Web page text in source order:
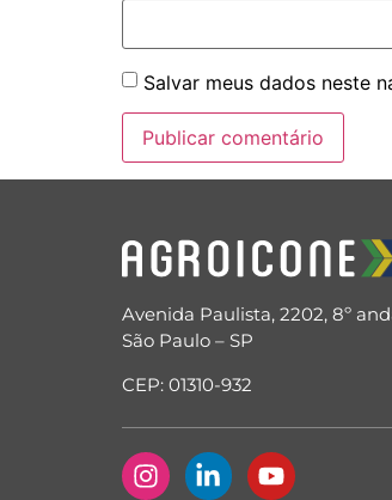
Salvar meus dados neste
Avenida Paulista, 2202, 8º
São Paulo – SP
CEP: 01310-932